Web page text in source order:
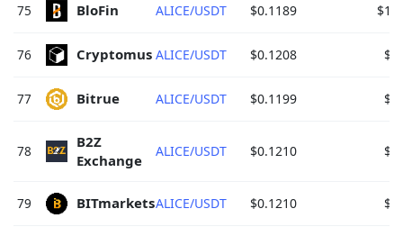
75 BloFin ALICE/USDT $0.1189
76 Cryptomus ALICE/USDT $0.1208
77 Bitrue ALICE/USDT $0.1199
78
B2Z
Exchange
ALICE/USDT $0.1210
79 BITmarkets ALICE/USDT $0.1210